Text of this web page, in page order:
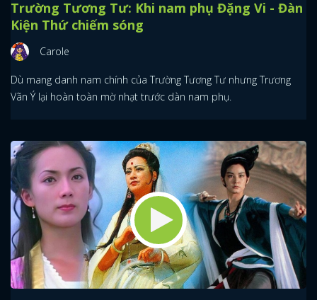
Trường Tương Tư: Khi nam phụ Đặng Vi - Đàn
Kiện Thứ chiếm sóng
Carole
Dù mang danh nam chính của Trường Tương Tư nhưng Trương
Vãn Ý lại hoàn toàn mờ nhạt trước dàn nam phụ.